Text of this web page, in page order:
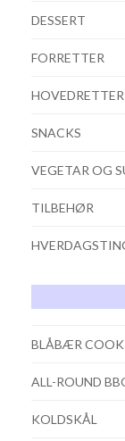
DESSERT
FORRETTER
HOVEDRETTER
SNACKS
VEGETAR OG
TILBEHØR
BLÅBÆR
ALL-ROUND
KOLDSKÅL